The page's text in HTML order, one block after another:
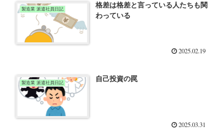
製造業 派遣社員日記
格差は格差と言っている人たちも関
わっている
2025.02.19
製造業 派遣社員日記 自己投資の罠
2025.03.31